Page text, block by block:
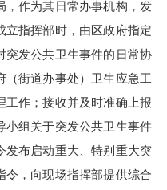
作为其日常办事机构，发
立指挥部时，由区政府指定
突发公共卫生事件的日常协
（街道办事处）卫生应急工
工作；接收并及时准确上报
小组关于突发公共卫生事件
发布启动重大、特别重大突
令，向现场指挥部提供综合